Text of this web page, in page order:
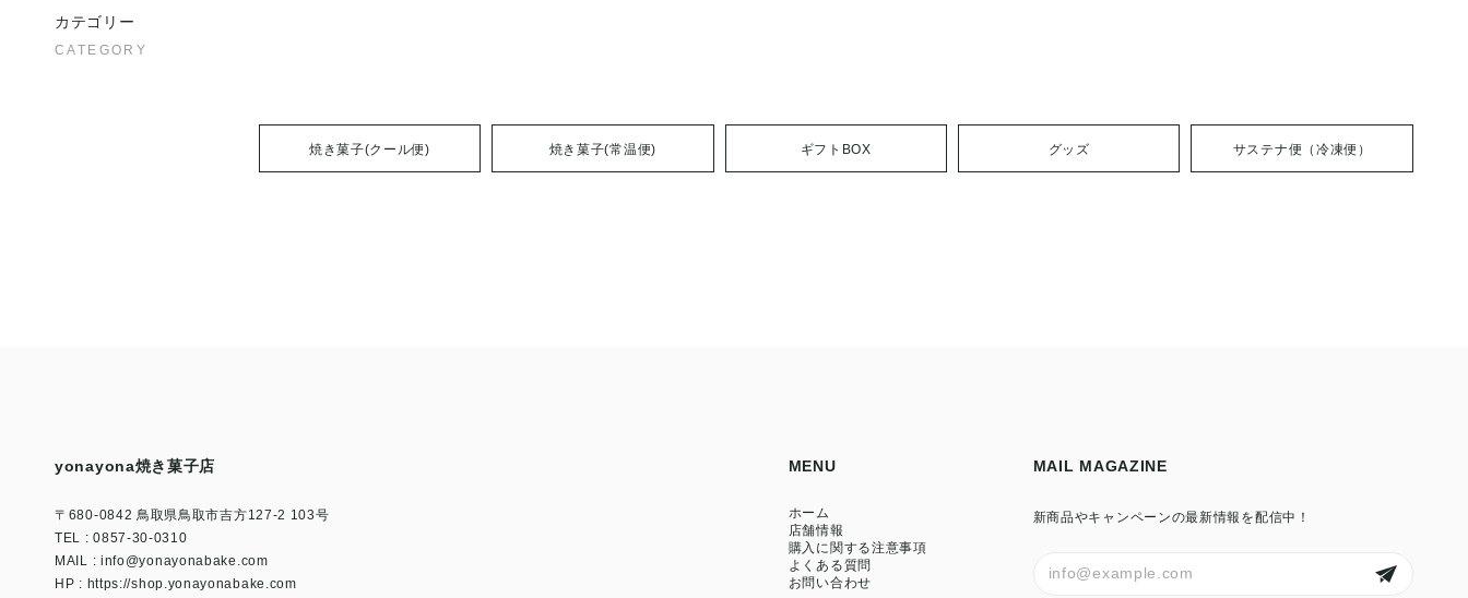
カテゴリー
CATEGORY
焼き菓子(クール便) 焼き菓子(常温便) ギフトBOX グッズ サステナ便（冷凍便）
yonayona焼き菓子店
〒680-0842 鳥取県鳥取市吉方127-2 103号
TEL : 0857-30-0310
MAIL : info@yonayonabake.com
HP : https://shop.yonayonabake.com
MENU
ホーム
店舗情報
購入に関する注意事項
よくある質問
お問い合わせ
MAIL MAGAZINE
新商品やキャンペーンの最新情報を配信中！